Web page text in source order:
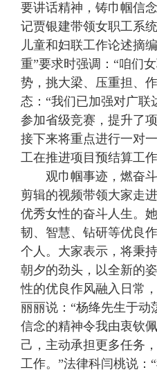
要讲话精神，铸巾帼信
记贾银建带领女职工系
儿童和妇联工作论述摘
重”要求时强调：“咱们
势，挑大梁、压重担、
态：“我们已加强对广联
参加省级竞赛，提升了
接下来将重点进行一对
工在推进项目预结算工
观巾帼事迹，燃奋斗
剪辑的视频带领大家走
优秀女性的奋斗人生。
韧、智慧、钻研等优良
个人。大家表示，将秉
朝夕的劲头，以全新的
性的优良作风融入日常
丽丽说：“杨绛先生于动
信念的精神令我由衷钦
己，主动承担更多任务
工作。”法律科闫桃说：